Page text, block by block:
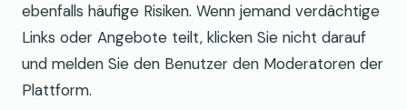
ebenfalls häufige Risiken. Wenn jemand verdächtige
Links oder Angebote teilt, klicken Sie nicht darauf
und melden Sie den Benutzer den Moderatoren der
Plattform.